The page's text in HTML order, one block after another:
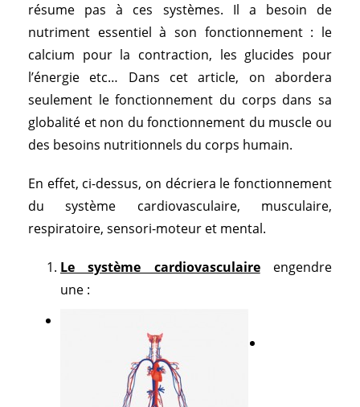
résume pas à ces systèmes. Il a besoin de
nutriment essentiel à son fonctionnement : le
calcium pour la contraction, les glucides pour
l’énergie etc… Dans cet article, on abordera
seulement le fonctionnement du corps dans sa
globalité et non du fonctionnement du muscle ou
des besoins nutritionnels du corps humain.
En effet, ci-dessus, on décriera le fonctionnement
du système cardiovasculaire, musculaire,
respiratoire, sensori-moteur et mental.
Le système cardiovasculaireengendre
une :